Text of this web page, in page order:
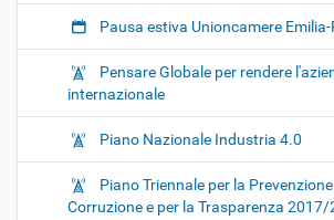
Pausa estiva Unioncamere
Pensare Globale per rendere
internazionale
Piano Nazionale Industria 4.0
Piano Triennale per la
Corruzione e per la Trasparenza 2017/